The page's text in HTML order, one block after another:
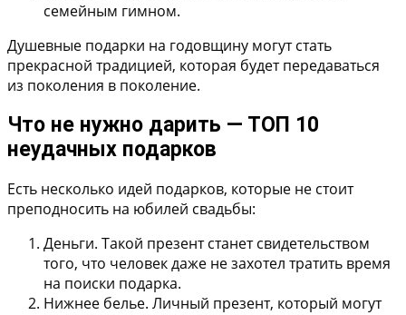
семейным гимном.
Душевные подарки на годовщину могут стать
прекрасной традицией, которая будет передаваться
из поколения в поколение.
Что не нужно дарить — ТОП 10
неудачных подарков
Есть несколько идей подарков, которые не стоит
преподносить на юбилей свадьбы:
Деньги. Такой презент станет свидетельством
того, что человек даже не захотел тратить время
на поиски подарка.
Нижнее белье. Личный презент, который могут